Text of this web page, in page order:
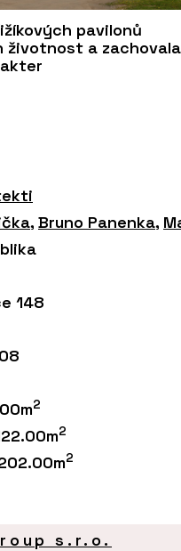
pavilonů
životnost a zachovala
, Bruno Panenka,
148
2
2
2
s.r.o.